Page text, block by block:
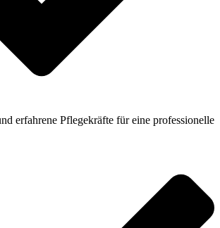
erfahrene Pflegekräfte für eine professionelle